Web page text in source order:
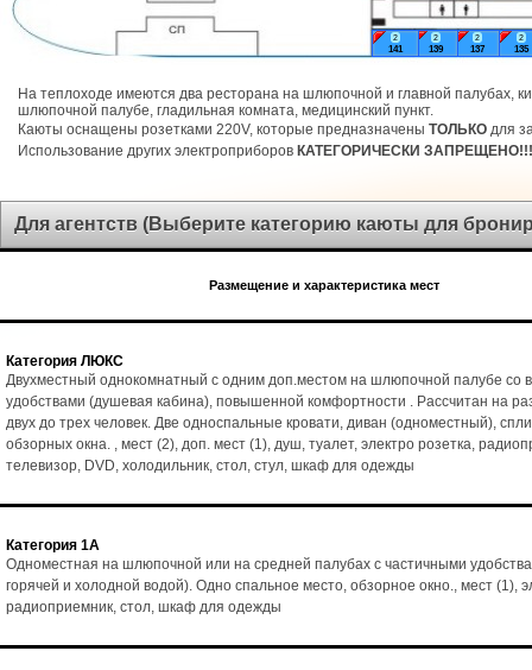
2
135
2
137
2
139
2
141
На теплоходе имеются два ресторана на шлюпочной и главной палубах,
шлюпочной палубе, гладильная комната, медицинский пункт.
Каюты оснащены розетками 220V, которые предназначены ТОЛЬКО для
Использование других электроприборов КАТЕГОРИЧЕСКИ ЗАПРЕЩЕНО!!!
Для агентств (Выберите категорию каюты для
Размещение и характеристика мест
Категория ЛЮКС
Двухместный однокомнатный с одним доп.местом на шлюпочной палубе со
удобствами (душевая кабина), повышенной комфортности . Рассчитан на
двух до трех человек. Две односпальные кровати, диван (одноместный),
обзорных окна. , мест (2), доп. мест (1), душ, туалет, электро розетка,
телевизор, DVD, холодильник, стол, стул, шкаф для одежды
Категория 1А
Одноместная на шлюпочной или на средней палубах с частичными
горячей и холодной водой). Одно спальное место, обзорное окно., мест (1),
радиоприемник, стол, шкаф для одежды